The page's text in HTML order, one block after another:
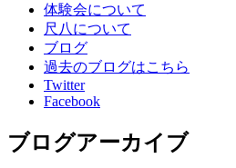
体験会について
尺八について
ブログ
過去のブログはこちら
Twitter
Facebook
ブログアーカイブ